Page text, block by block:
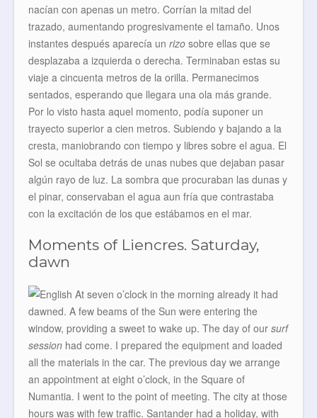
nacían con apenas un metro. Corrían la mitad del
trazado, aumentando progresivamente el tamaño. Unos
instantes después aparecía un rizo sobre ellas que se
desplazaba a izquierda o derecha. Terminaban estas su
viaje a cincuenta metros de la orilla. Permanecimos
sentados, esperando que llegara una ola más grande.
Por lo visto hasta aquel momento, podía suponer un
trayecto superior a cien metros. Subiendo y bajando a la
cresta, maniobrando con tiempo y libres sobre el agua. El
Sol se ocultaba detrás de unas nubes que dejaban pasar
algún rayo de luz. La sombra que procuraban las dunas y
el pinar, conservaban el agua aun fría que contrastaba
con la excitación de los que estábamos en el mar.
Moments of Liencres. Saturday,
dawn
At seven o’clock in the morning already it had
dawned. A few beams of the Sun were entering the
window, providing a sweet to wake up. The day of our surf
session had come. I prepared the equipment and loaded
all the materials in the car. The previous day we arrange
an appointment at eight o’clock, in the Square of
Numantia. I went to the point of meeting. The city at those
hours was with few traffic. Santander had a holiday, with